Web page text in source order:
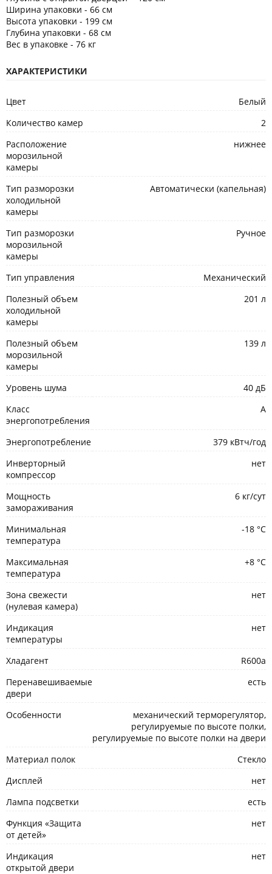
Ширина упаковки - 66 см
Высота упаковки - 199 см
Глубина упаковки - 68 см
Вес в упаковке - 76 кг
ХАРАКТЕРИСТИКИ
Цвет
Белый
Количество камер
2
Расположение
морозильной
камеры
нижнее
Тип разморозки
холодильной
камеры
Автоматически (капельная)
Тип разморозки
морозильной
камеры
Ручное
Тип управления
Механический
Полезный объем
холодильной
камеры
201 л
Полезный объем
морозильной
камеры
139 л
Уровень шума
40 дБ
Класс
энергопотребления
A
Энергопотребление
379 кВтч/год
Инверторный
компрессор
нет
Мощность
замораживания
6 кг/сут
Минимальная
температура
-18 °С
Максимальная
температура
+8 °С
Зона свежести
(нулевая камера)
нет
Индикация
температуры
нет
Хладагент
R600а
Перенавешиваемые
двери
есть
Особенности
механический терморегулятор,
регулируемые по высоте полки,
регулируемые по высоте полки на двери
Материал полок
Стекло
Дисплей
нет
Лампа подсветки
есть
Функция «Защита
от детей»
нет
Индикация
открытой двери
нет